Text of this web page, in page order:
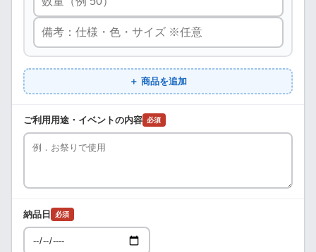
＋ 商品を追加
ご利用用途・イベントの内容 必須
納品日 必須